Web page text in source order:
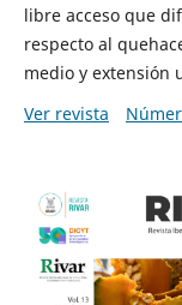
libre acceso que
respecto al
medio y extensión
Ver revista